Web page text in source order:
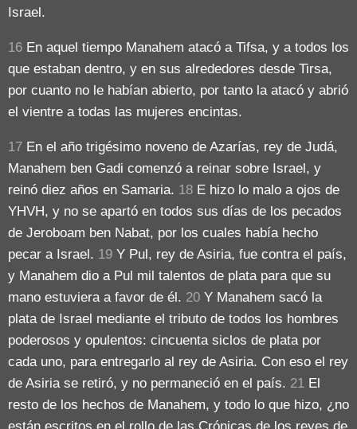
Israel.
16 En aquel tiempo Manahem atacó a Tifsa, y a todos los
que estaban dentro, y en sus alrededores desde Tirsa,
por cuanto no le habían abierto, por tanto la atacó y abrió
el vientre a todas las mujeres encintas.
17 En el año trigésimo noveno de Azarías, rey de Judá,
Manahem ben Gadi comenzó a reinar sobre Israel, y
reinó diez años en Samaria. 18 E hizo lo malo a ojos de
YHVH, y no se apartó en todos sus días de los pecados
de Jeroboam ben Nabat, por los cuales había hecho
pecar a Israel. 19 Y Pul, rey de Asiria, fue contra el país,
y Manahem dio a Pul mil talentos de plata para que su
mano estuviera a favor de él. 20 Y Manahem sacó la
plata de Israel mediante el tributo de todos los hombres
poderosos y opulentos: cincuenta siclos de plata por
cada uno, para entregarlo al rey de Asiria. Con eso el rey
de Asiria se retiró, y no permaneció en el país. 21 El
resto de los hechos de Manahem, y todo lo que hizo, ¿no